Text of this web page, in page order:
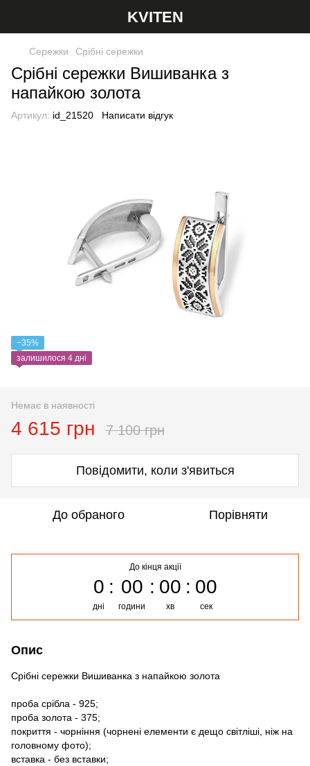
KVITEN
Сережки Срібні сережки
Срібні сережки Вишиванка з
напайкою золота
Артикул: id_21520 Написати відгук
−35%
залишилося 4 дні
Немає в наявності
4 615 грн 7 100 грн
Повідомити, коли з'явиться
До обраного Порівняти
До кінця акції
0
дні
00
години
00
хв
00
сек
Опис
Срібні сережки Вишиванка з напайкою золота
проба срібла - 925;
проба золота - 375;
покриття - чорніння (чорнені елементи є дещо світліші, ніж на
головному фото);
вставка - без вставки;